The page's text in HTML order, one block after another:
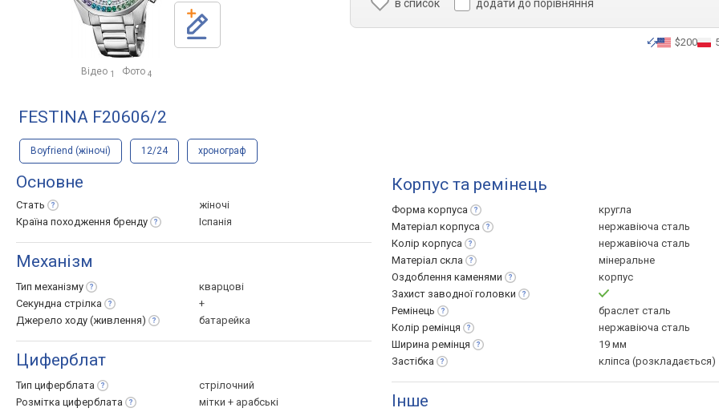
Відео 1 Фото 4
в список
додати до порівняння
$200
FESTINA F20606/2
Boyfriend (жіночі) 12/24 хронограф
Основне
Стать
жіночі
Країна походження бренду Іспанія
Механізм
Тип механізму
кварцові
Секундна стрілка
+
Джерело ходу (живлення) батарейка
Циферблат
Тип циферблата
стрілочний
Розмітка циферблата
мітки + арабські
Корпус та ремінець
Форма корпуса
кругла
Матеріал корпуса
нержавіюча сталь
Колір корпуса
нержавіюча сталь
Матеріал скла
мінеральне
Оздоблення каменями
корпус
Захист заводноїголовки
Ремінець
браслет сталь
Колір ремінця
нержавіюча сталь
Ширина ремінця
19 мм
Застібка
кліпса (розкладається)
Інше